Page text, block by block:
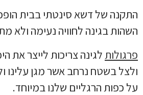
התקנה של דשא סינטתי בבית
השהות בגינה לחוויה נעימה ולא
פרגולותלגינה צריכות לייצר את
ולצל בשטח נרחב אשר מגן עלינו
על כפות הרגליים שלנו במיוחד.